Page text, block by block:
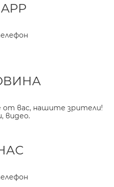
от вас, нашите зрители!
видео.